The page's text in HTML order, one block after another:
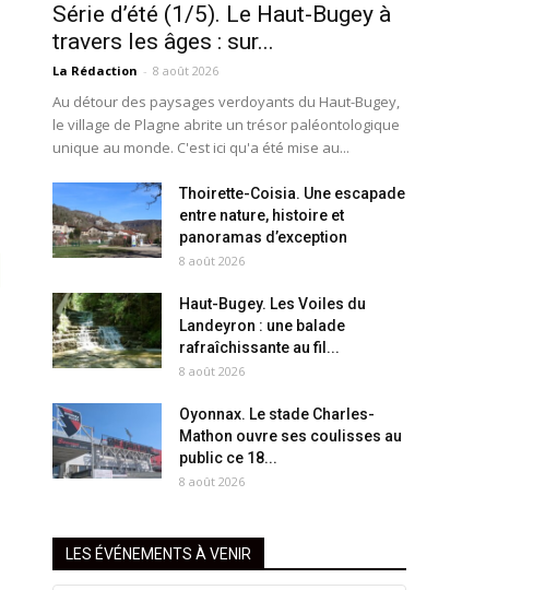
Série d’été (1/5). Le Haut-Bugey à
travers les âges : sur...
La Rédaction - 8 août 2026
Au détour des paysages verdoyants du Haut-Bugey,
le village de Plagne abrite un trésor paléontologique
unique au monde. C'est ici qu'a été mise au...
Thoirette-Coisia. Une escapade
entre nature, histoire et
panoramas d’exception
8 août 2026
Haut-Bugey. Les Voiles du
Landeyron : une balade
rafraîchissante au fil...
8 août 2026
Oyonnax. Le stade Charles-
Mathon ouvre ses coulisses au
public ce 18...
8 août 2026
LES ÉVÉNEMENTS À VENIR